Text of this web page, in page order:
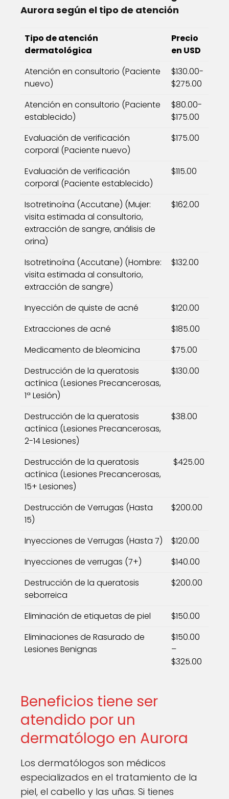
Aurora según el tipo de atención
Tipo de atención
dermatológica
Precio
en USD
Atención en consultorio (Paciente
nuevo)
$130.00-
$275.00
Atención en consultorio (Paciente
establecido)
$80.00-
$175.00
Evaluación de verificación
corporal (Paciente nuevo)
$175.00
Evaluación de verificación
corporal (Paciente establecido)
$115.00
Isotretinoína (Accutane) (Mujer:
visita estimada al consultorio,
extracción de sangre, análisis de
orina)
$162.00
Isotretinoína (Accutane) (Hombre:
visita estimada al consultorio,
extracción de sangre)
$132.00
Inyección de quiste de acné
$120.00
Extracciones de acné
$185.00
Medicamento de bleomicina
$75.00
Destrucción de la queratosis
actínica (Lesiones Precancerosas,
1ª Lesión)
$130.00
Destrucción de la queratosis
actínica (Lesiones Precancerosas,
2-14 Lesiones)
$38.00
Destrucción de la queratosis
actínica (Lesiones Precancerosas,
15+ Lesiones)
$425.00
Destrucción de Verrugas (Hasta
15)
$200.00
Inyecciones de Verrugas (Hasta 7)
$120.00
Inyecciones de verrugas (7+)
$140.00
Destrucción de la queratosis
seborreica
$200.00
Eliminación de etiquetas de piel
$150.00
Eliminaciones de Rasurado de
Lesiones Benignas
$150.00
–
$325.00
Beneficios tiene ser
atendido por un
dermatólogo en Aurora
Los dermatólogos son médicos
especializados en el tratamiento de la
piel, el cabello y las uñas. Si tienes